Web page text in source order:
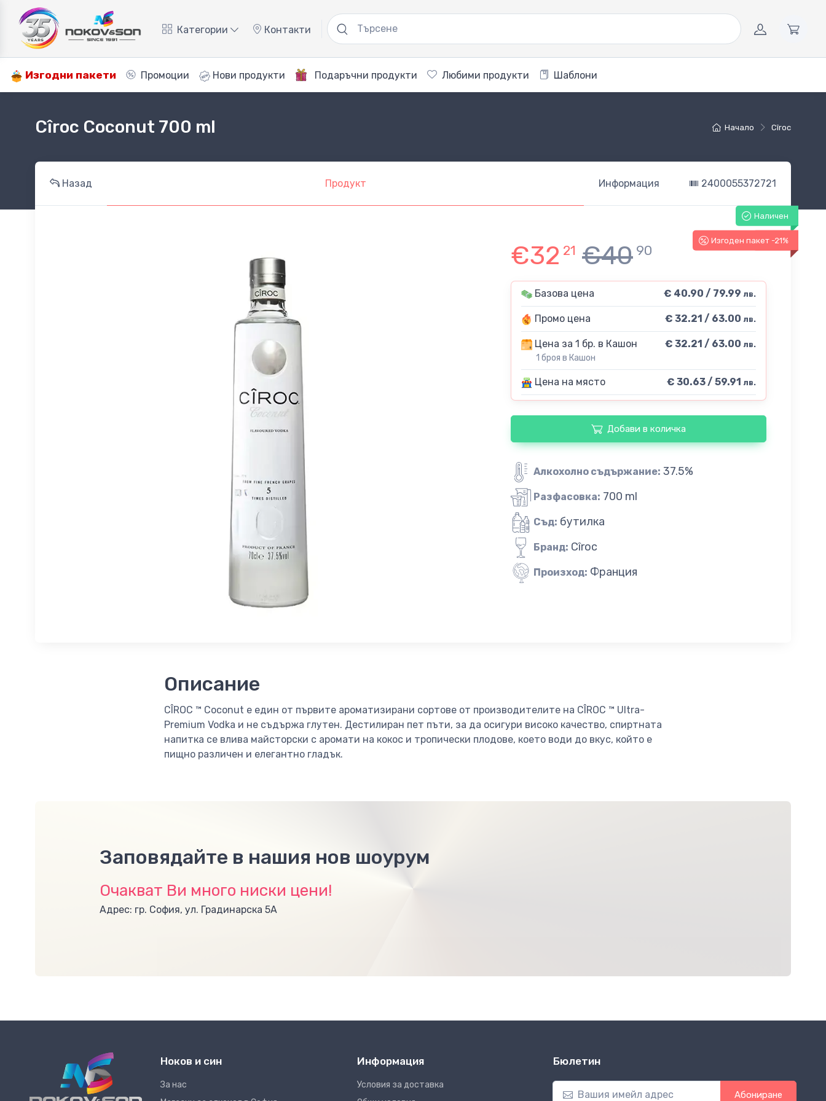
Категории Контакти
Изгодни пакети Промоции Нови продукти Подаръчни продукти Любими продукти Шаблони
Начало Cîroc
Cîroc Coconut 700 ml
Назад Продукт Информация 2400055372721
Наличен
-21%
Изгоден пакет -21%
€32 21 €40 90
Базова цена € 40.90 / 79.99 лв.
Промо цена € 32.21 / 63.00 лв.
Цена за 1 бр. в Кашон
1 броя в Кашон
€ 32.21 / 63.00 лв.
Цена на място € 30.63 / 59.91 лв.
Добави в количка
Алкохолно съдържание: 37.5%
Разфасовка: 700 ml
Съд: бутилка
Бранд: Cîroc
Произход: Франция
Описание
CÎROC ™ Coconut е един от първите ароматизирани сортове от производителите на CÎROC ™ Ultra-
Premium Vodka и не съдържа глутен. Дестилиран пет пъти, за да осигури високо качество, спиртната
напитка се влива майсторски с аромати на кокос и тропически плодове, което води до вкус, който е
пищно различен и елегантно гладък.
Заповядайте в нашия нов шоурум
Очакват Ви много ниски цени!
Адрес: гр. София, ул. Градинарска 5А
Ноков и син
За нас
Информация
Условия за доставка
Бюлетин
Абониране